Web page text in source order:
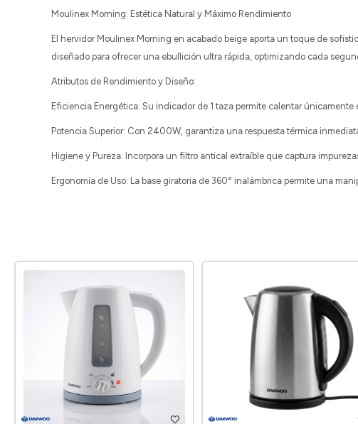
Moulinex Morning: Estética Natural y Máximo Rendimiento
El hervidor Moulinex Morning en acabado beige aporta un toque de
diseñado para ofrecer una ebullición ultra rápida, optimizando cada
Atributos de Rendimiento y Diseño:
Eficiencia Energética: Su indicador de 1 taza permite calentar
Potencia Superior: Con 2400W, garantiza una respuesta térmica
Higiene y Pureza: Incorpora un filtro antical extraíble que captura
Ergonomía de Uso: La base giratoria de 360° inalámbrica permite una